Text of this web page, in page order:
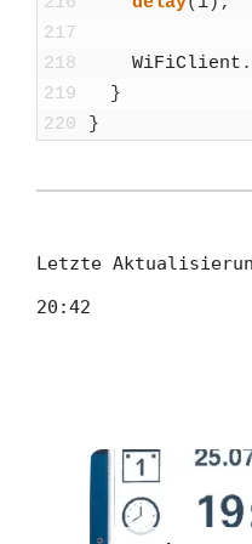
217
218
219
220
WiFiCli­ent .
}
}
Letzte
20:42